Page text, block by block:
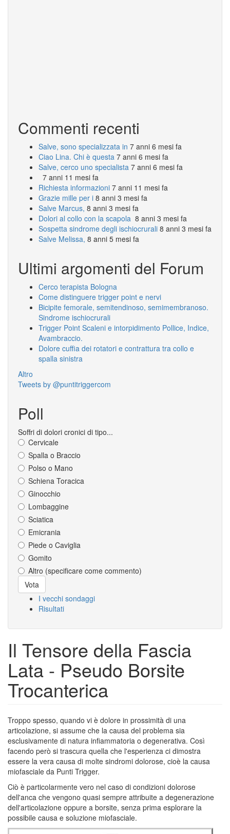
Commenti recenti
Salve, sono specializzata in 7 anni 6 mesi fa
Ciao Lina. Chi è questa 7 anni 6 mesi fa
Salve, cerco uno specialista 7 anni 6 mesi fa
7 anni 11 mesi fa
Richiesta informazioni 7 anni 11 mesi fa
Grazie mille per i 8 anni 3 mesi fa
Salve Marcus, 8 anni 3 mesi fa
Dolori al collo con la scapola 8 anni 3 mesi fa
Sospetta sindrome degli ischiocrurali 8 anni 3 mesi fa
Salve Melissa, 8 anni 5 mesi fa
Ultimi argomenti del Forum
Cerco terapista Bologna
Come distinguere trigger point e nervi
Bicipite femorale, semitendinoso, semimembranoso.
Sindrome ischiocrurali
Trigger Point Scaleni e intorpidimento Pollice, Indice,
Avambraccio.
Dolore cuffia dei rotatori e contrattura tra collo e
spalla sinistra
Altro
Tweets by @puntitriggercom
Poll
Soffri di dolori cronici di tipo...
Cervicale
Spalla o Braccio
Polso o Mano
Schiena Toracica
Ginocchio
Lombaggine
Sciatica
Emicrania
Piede o Caviglia
Gomito
Altro (specificare come commento)
Scelte
Vota
I vecchi sondaggi
Risultati
Il Tensore della Fascia
Lata - Pseudo Borsite
Trocanterica
Troppo spesso, quando vi è dolore in prossimità di una
articolazione, si assume che la causa del problema sia
esclusivamente di natura infiammatoria o degenerativa. Così
facendo però si trascura quella che l'esperienza ci dimostra
essere la vera causa di molte sindromi dolorose, cioè la causa
miofasciale da Punti Trigger.
Ciò è particolarmente vero nel caso di condizioni dolorose
dell'anca che vengono quasi sempre attribuite a degenerazione
dell'articolazione oppure a borsite, senza prima esplorare la
possibile causa e soluzione miofasciale.